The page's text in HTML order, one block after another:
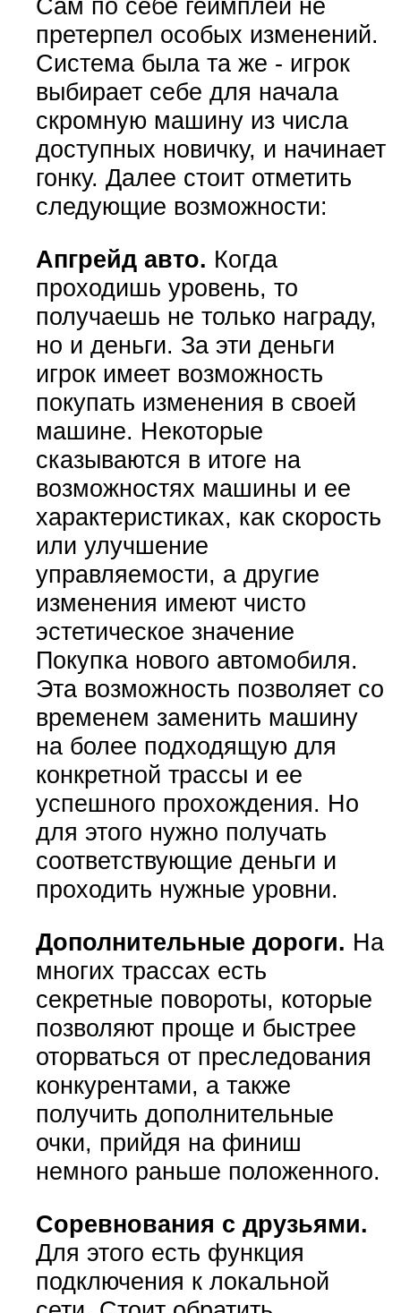
Сам по себе геймплей не
претерпел особых изменений.
Система была та же - игрок
выбирает себе для начала
скромную машину из числа
доступных новичку, и начинает
гонку. Далее стоит отметить
следующие возможности:
Апгрейд авто. Когда
проходишь уровень, то
получаешь не только награду,
но и деньги. За эти деньги
игрок имеет возможность
покупать изменения в своей
машине. Некоторые
сказываются в итоге на
возможностях машины и ее
характеристиках, как скорость
или улучшение
управляемости, а другие
изменения имеют чисто
эстетическое значение
Покупка нового автомобиля.
Эта возможность позволяет со
временем заменить машину
на более подходящую для
конкретной трассы и ее
успешного прохождения. Но
для этого нужно получать
соответствующие деньги и
проходить нужные уровни.
Дополнительные дороги. На
многих трассах есть
секретные повороты, которые
позволяют проще и быстрее
оторваться от преследования
конкурентами, а также
получить дополнительные
очки, прийдя на финиш
немного раньше положенного.
Соревнования с друзьями.
Для этого есть функция
подключения к локальной